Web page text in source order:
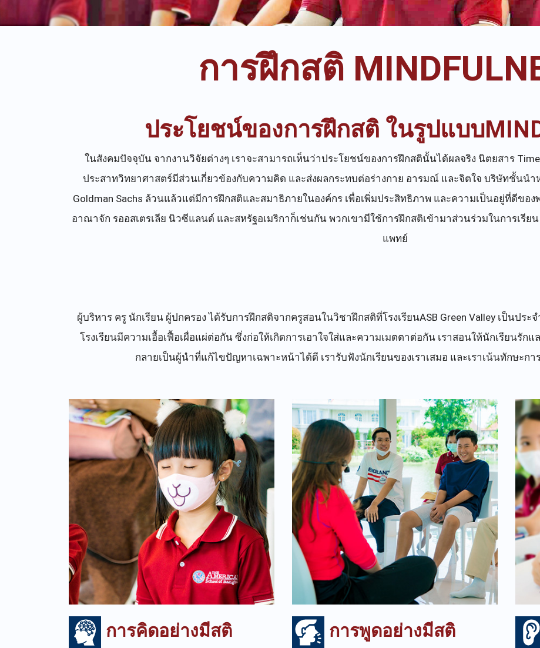
การฝึกสติ
ประโยชน์ของการฝึกสติ ในรูปแบบ
ในสังคมปัจจุบัน จากงานวิจัยต่างๆ เราจะสามารถเห็นว่าประโยชน์ของการฝึกสตินั้นได้ผลจริง นิตยสาร
ประสาทวิทยาศาสตร์มีส่วนเกี่ยวข้องกับความคิด และส่งผลกระทบต่อร่างกาย อารมณ์ และจิตใจ บริษัทชั้นนำห
Goldman Sachs ล้วนแล้วแต่มีการฝึกสติและสมาธิภายในองค์กร เพื่อเพิ่มประสิทธิภาพ และความเป็นอยู่ที่ดีขอ
อาณาจัก รออสเตรเลีย นิวซีแลนด์ และสหรัฐอเมริกาก็เช่นกัน พวกเขามีใช้การฝึกสติเข้ามาส่วนร่วมในการเรี
แพทย์
ผู้บริหาร ครู นักเรียน ผู้ปกครอง ได้รับการฝึกสติจากครูสอนในวิชาฝึกสติที่โรงเรียนASB Green Valley เป็นปร
โรงเรียนมีความเอื้อเฟื้อเผื่อแผ่ต่อกัน ซึ่งก่อให้เกิดการเอาใจใส่และความเมตตาต่อกัน เราสอนให้นักเรียนรัก
กลายเป็นผู้นำที่แก้ไขปัญหาเฉพาะหน้าได้ดี เรารับฟังนักเรียนของเราเสมอ และเราเน้นทักษะก
การคิดอย่างมีสติ การพูดอย่างมีสติ